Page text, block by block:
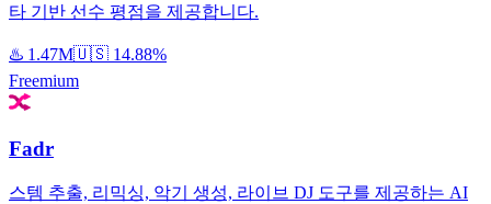
타 기반 선수 평점을 제공합니다.
♨️ 1.47M🇺🇸 14.88%
Freemium
Fadr
스템 추출, 리믹싱, 악기 생성, 라이브 DJ 도구를 제공하는 AI